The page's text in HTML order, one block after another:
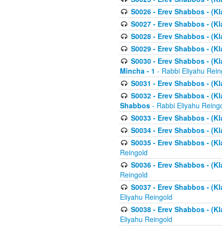
S0026 - Erev Shabbos -
S0027 - Erev Shabbos -
S0028 - Erev Shabbos -
S0029 - Erev Shabbos -
S0030 - Erev Shabbos -
Mincha - 1 - Rabbi Eliyahu
S0031 - Erev Shabbos -
S0032 - Erev Shabbos -
Shabbos - Rabbi Eliyahu
S0033 - Erev Shabbos -
S0034 - Erev Shabbos -
S0035 - Erev Shabbos -
Reingold
S0036 - Erev Shabbos -
Reingold
S0037 - Erev Shabbos -
Eliyahu Reingold
S0038 - Erev Shabbos -
Eliyahu Reingold